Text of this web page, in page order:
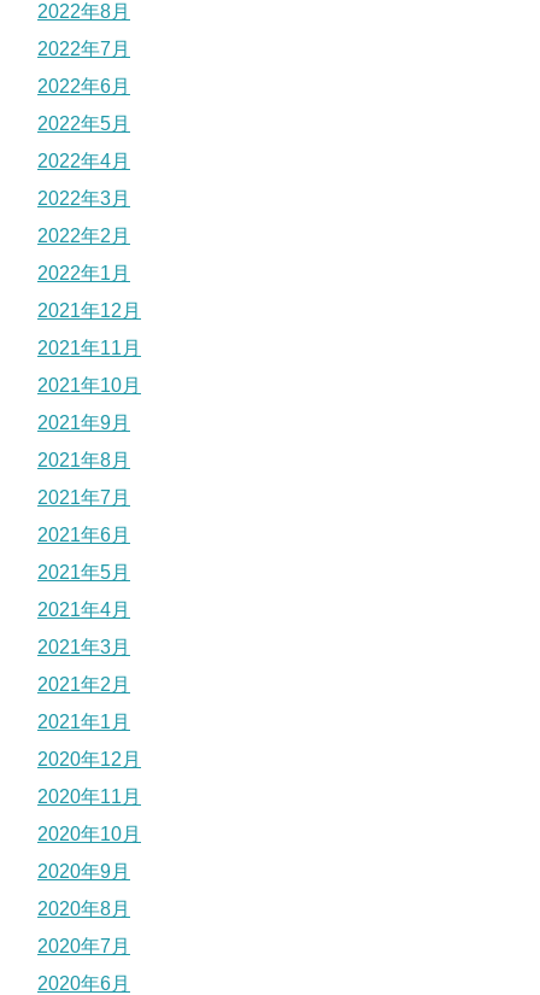
2022年8月
2022年7月
2022年6月
2022年5月
2022年4月
2022年3月
2022年2月
2022年1月
2021年12月
2021年11月
2021年10月
2021年9月
2021年8月
2021年7月
2021年6月
2021年5月
2021年4月
2021年3月
2021年2月
2021年1月
2020年12月
2020年11月
2020年10月
2020年9月
2020年8月
2020年7月
2020年6月